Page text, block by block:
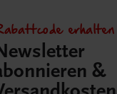
erhalten
&